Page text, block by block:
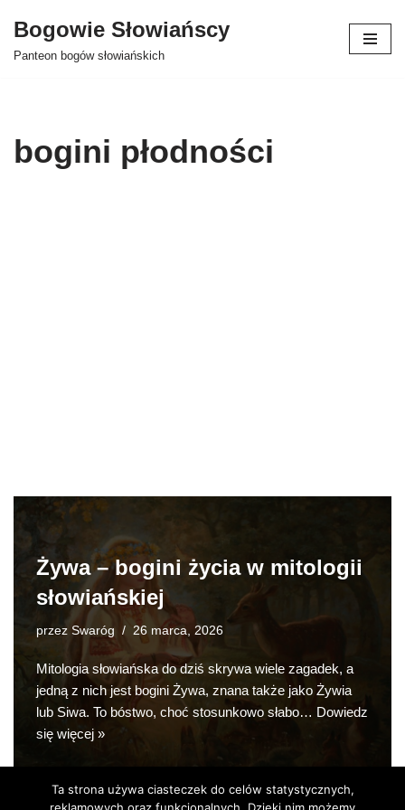
Przejdź
Bogowie Słowiańscy
Panteon bogów słowiańskich
bogini płodności
Żywa – bogini życia w mitologii
słowiańskiej
przez Swaróg 26 marca, 2026
Mitologia słowiańska do dziś skrywa wiele zagadek, a
jedną z nich jest bogini Żywa, znana także jako Żywia
lub Siwa. To bóstwo, choć stosunkowo słabo… Dowiedz
się więcej »
Ta strona używa ciasteczek do celów statystycznych,